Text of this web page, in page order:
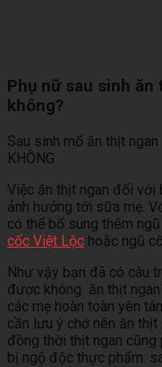
Phụ nữ sau sinh
không?
Sau sinh mổ ăn thịt
KHÔNG.
Việc ăn thịt ngan đối với
ảnh hưởng tới sữa mẹ.
có thể bổ sung thêm
cốc Việt Lộc hoặc ngũ
Như vậy bạn đã có câu
được không ăn thịt
các mẹ hoàn toàn yên
cần lưu ý chớ nên ăn thịt
đồng thời thịt ngan cũng
bị ngộ độc thực phẩm.